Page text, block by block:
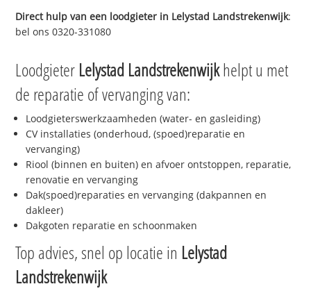
Direct hulp van een loodgieter in Lelystad Landstrekenwijk:
bel ons 0320-331080
Loodgieter Lelystad Landstrekenwijkhelpt u met
de reparatie of vervanging van:
Loodgieterswerkzaamheden (water- en gasleiding)
CV installaties (onderhoud, (spoed)reparatie en
vervanging)
Riool (binnen en buiten) en afvoer ontstoppen, reparatie,
renovatie en vervanging
Dak(spoed)reparaties en vervanging (dakpannen en
dakleer)
Dakgoten reparatie en schoonmaken
Top advies, snel op locatie in Lelystad
Landstrekenwijk